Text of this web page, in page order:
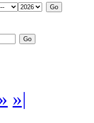
»|